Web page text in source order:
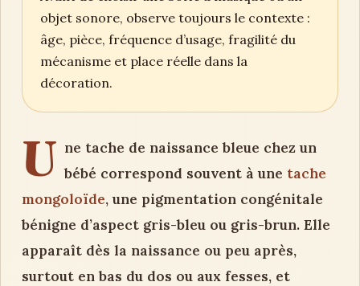
objet sonore, observe toujours le contexte :
âge, pièce, fréquence d’usage, fragilité du
mécanisme et place réelle dans la
décoration.
U ne tache de naissance bleue chez un
bébé correspond souvent à une tache
mongoloïde, une pigmentation congénitale
bénigne d’aspect gris-bleu ou gris-brun. Elle
apparaît dès la naissance ou peu après,
surtout en bas du dos ou aux fesses, et